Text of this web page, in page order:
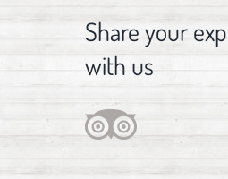
Share your
with us